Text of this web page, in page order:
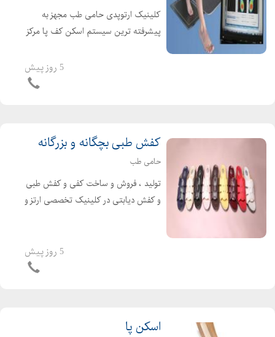
کلینیک ارتوپدی حامی طب مجهز به
پیشرفته ترین سیستم اسکن کف پا مرکز
های پا با استفاده از اسکنر طراحی کفش
طبی و کفی طبی و صندل طبی با اسکن
5 روز پیش
کفش طبی بچگانه و بزرگانه
حامی طب
تولید ، فروش و ساخت کفی و کفش طبی
و کفش دیابتی در کلینیک تخصصی ارتز و
است. این مرکز با بهره گیری از کادری
5 روز پیش
اسکن پا